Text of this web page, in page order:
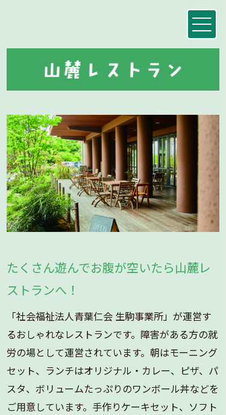
たくさん遊んでお腹が空いたら山麓レ
ストランへ！
「社会福祉法人青葉仁会 生駒事業所」が運営す
るおしゃれなレストランです。障害がある方の就
労の場として運営されています。朝はモーニング
セット、ランチはオリジナル・カレー、ピザ、パ
スタ、ボリュームたっぷりのワンボール丼などを
ご用意しています。手作りケーキセット、ソフト